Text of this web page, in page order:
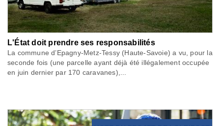
L'État doit prendre ses responsabilités
La commune d’Epagny-Metz-Tessy (Haute-Savoie) a vu, pour la
seconde fois (une parcelle ayant déjà été illégalement occupée
en juin dernier par 170 caravanes),...